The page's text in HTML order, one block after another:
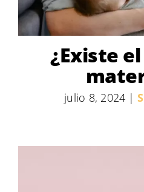
¿Existe
julio 8, 2024 |